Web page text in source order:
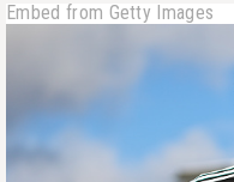
Embed from Getty Images